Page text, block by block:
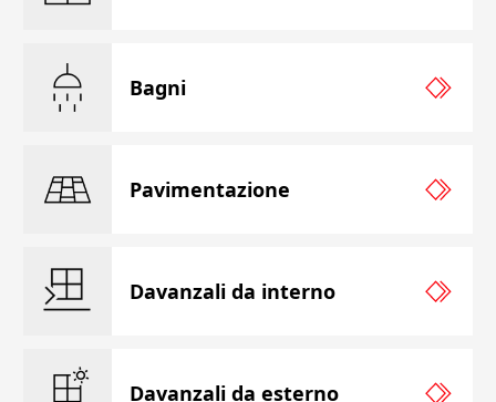
Bagni
Pavimentazione
Davanzali da interno
Davanzali da esterno